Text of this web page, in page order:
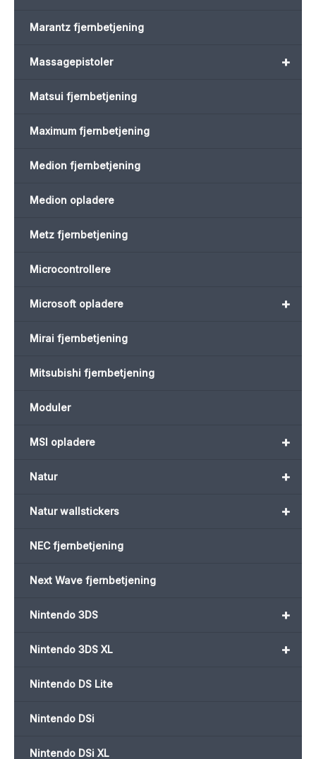
Marantz fjernbetjening
+
Massagepistoler
Matsui fjernbetjening
Maximum fjernbetjening
Medion fjernbetjening
Medion opladere
Metz fjernbetjening
Microcontrollere
+
Microsoft opladere
Mirai fjernbetjening
Mitsubishi fjernbetjening
Moduler
+
MSI opladere
+
Natur
+
Natur wallstickers
NEC fjernbetjening
Next Wave fjernbetjening
+
Nintendo 3DS
+
Nintendo 3DS XL
Nintendo DS Lite
Nintendo DSi
Nintendo DSi XL